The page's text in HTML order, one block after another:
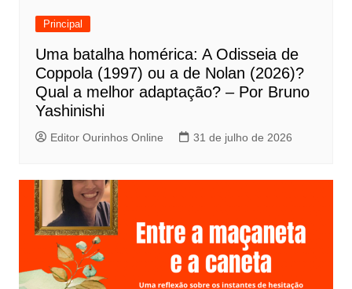
Principal
Uma batalha homérica: A Odisseia de
Coppola (1997) ou a de Nolan (2026)?
Qual a melhor adaptação? – Por Bruno
Yashinishi
Editor Ourinhos Online 31 de julho de 2026